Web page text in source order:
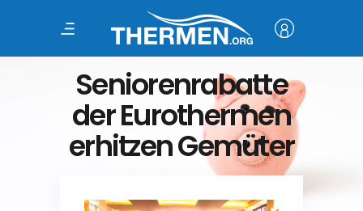
Seniorenrabatte
der Eurothermen
erhitzen Gemüter